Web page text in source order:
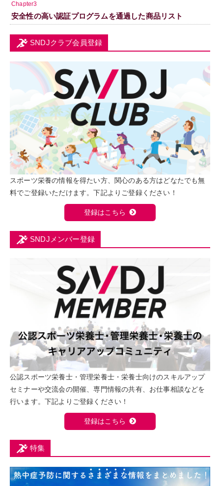
Chapter3
安全性の高い認証プログラムを通過した商品リスト
SNDJクラブ会員登録
スポーツ栄養の情報を得たい方、関心のある方はどなたでも無
料でご登録いただけます。下記よりご登録ください！
登録はこちら
SNDJメンバー登録
公認スポーツ栄養士・管理栄養士・栄養士向けのスキルアップ
セミナーや交流会の開催、専門情報の共有、お仕事相談などを
行います。下記よりご登録ください！
登録はこちら
特集